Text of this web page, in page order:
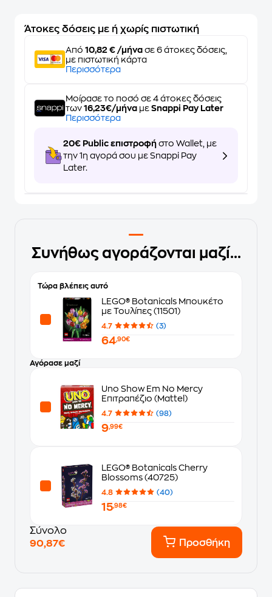
Άτοκες δόσεις με ή χωρίς πιστωτική
Από 10,82 € /μήνα σε 6 άτοκες δόσεις,
με πιστωτική κάρτα
Περισσότερα
Μοίρασε το ποσό σε 4 άτοκες δόσεις
των 16,23€/μήνα με Snappi Pay Later
Περισσότερα
20€ Public επιστροφή στο Wallet, με
την 1η αγορά σου με Snappi Pay
Later.
Συνήθως αγοράζονται μαζί...
Τώρα βλέπεις αυτό
LEGO® Botanicals Μπουκέτο
με Τουλίπες (11501)
4.7 (3)
64,90€
Αγόρασε μαζί
Uno Show Em No Mercy
Επιτραπέζιο (Mattel)
4.7 (98)
9,99€
LEGO® Botanicals Cherry
Blossoms (40725)
4.8 (40)
15,98€
Σύνολο
90,87€
Προσθήκη